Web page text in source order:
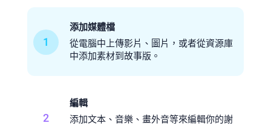
1
添加媒體檔
從電腦中上傳影片、圖片，或者從資源庫
中添加素材到故事版。
2
編輯
添加文本、音樂、畫外音等來編輯你的謝